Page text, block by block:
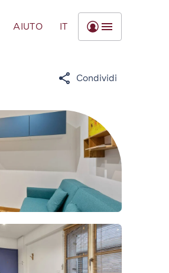
AIUTO IT
Condividi